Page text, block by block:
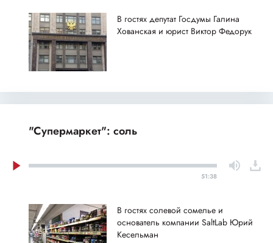
В гостях депутат Госдумы Галина
Хованская и юрист Виктор Федорук
"Супермаркет": соль
51:38
В гостях солевой сомелье и
основатель компании SaltLab Юрий
Кесельман